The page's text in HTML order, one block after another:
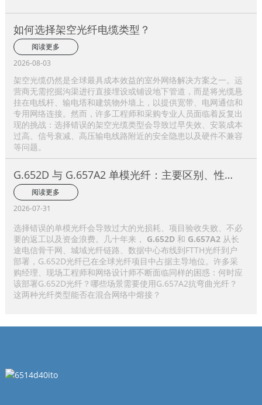
如何选择架空光纤电缆类型？
阅读更多
2026-08-03
架空光缆仍然是全球最具成本效益的室外网络解决方案之一。运
营商无需挖掘沟渠进行直接埋设或铺设地下管道，而是将光缆悬
挂在电线杆、输电塔和建筑物外墙上，以提供宽带、电网通信和
专用网络连接。然而，许多工程师和采购专业人员面临着反复出
现的挑战：选择错误的架空光缆类型会导致过早失效、安装成本
过高、信号衰减、高压输电线路附近的安全隐患以及硬件不兼容
等问题。
G.652D 与 G.657A2 单模光纤：主要区别、性能
比较及应用选择指南
阅读更多
2026-07-31
选择错误的单模光纤会导致过大的光损耗、项目验收失败、不必
要的返工以及资金浪费。几十年来， G.652D和 G.657A2从长
途电信骨干网、城域光纤链路、数据中心布线到FTTH光纤到户
部署，G.652D光纤已在全球光纤项目中占据主导地位。许多采
购经理、现场工程师和网络设计师不断面临同样的困惑：何时应
该部署G.652D光纤？哪些场景需要使用G.657A2抗弯曲光纤？
这两种光纤类型能否在混合网络中熔接？